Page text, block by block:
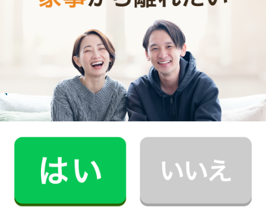
R.M.さん
趣味の時間を作りたいと思い家事代行の利用を
記事全文を見る
M.T.さん
30代 共働き 子育て中
安心感。